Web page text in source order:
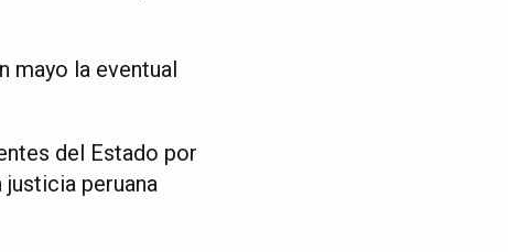
mayo la eventual
del Estado por
peruana